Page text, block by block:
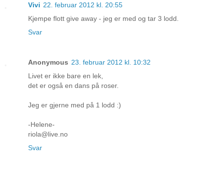
Vivi 22. februar 2012 kl. 20:55
Kjempe flott give away - jeg er med og tar 3 lodd.
Svar
Anonymous 23. februar 2012 kl. 10:32
Livet er ikke bare en lek,
det er også en dans på roser.
Jeg er gjerne med på 1 lodd :)
-Helene-
riola@live.no
Svar